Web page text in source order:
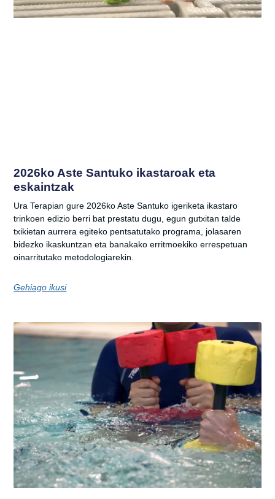
2026ko Aste Santuko ikastaroak eta
eskaintzak
Ura Terapian gure 2026ko Aste Santuko igeriketa ikastaro
trinkoen edizio berri bat prestatu dugu, egun gutxitan talde
txikietan aurrera egiteko pentsatutako programa, jolasaren
bidezko ikaskuntzan eta banakako erritmoekiko errespetuan
oinarritutako metodologiarekin.
Gehiago ikusi